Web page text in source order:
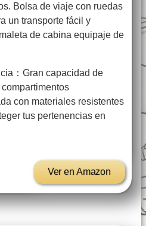
Bolsa de viaje con ruedas
un transporte fácil y
de cabina equipaje de
：Gran capacidad de
con materiales resistentes
tus pertenencias en
Ver en Amazon